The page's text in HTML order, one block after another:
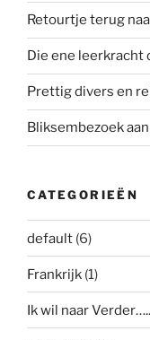
Retourtje terug
Die ene leerkracht
Prettig divers en
Bliksembezoek
CATEGORIEËN
default (6)
Frankrijk (1)
Ik wil naar Verder…..